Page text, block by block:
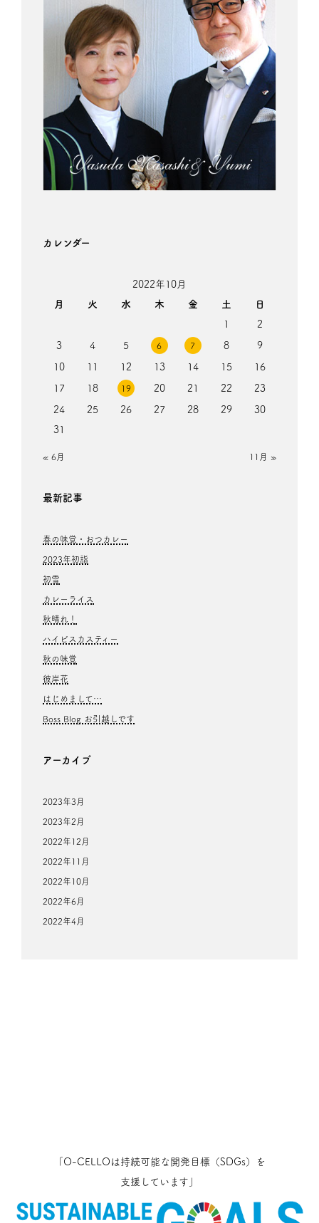
カレンダー
2022年10月
月
火 水 木 金 土
日
1
2
3 4 5 6 7 8 9
10 11 12 13 14 15 16
17 18 19 20 21 22 23
24 25 26 27 28 29
30
31
« 6月 11月 »
最新記事
春の味覚・おつカレー
2023年初詣
初雪
カレーライス
秋晴れ！
ハイビスカスティー
秋の味覚
彼岸花
はじめまして…
Boss Blog お引越しです
アーカイブ
2023年3月
2023年2月
2022年12月
2022年11月
2022年10月
2022年6月
2022年4月
「O-CELLOは持続可能な開発目標（SDGs）を
支援しています」